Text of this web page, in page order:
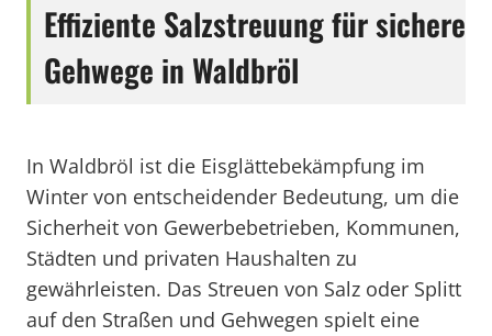
Effiziente Salzstreuung für sichere
Gehwege in Waldbröl
In Waldbröl ist die Eisglättebekämpfung im
Winter von entscheidender Bedeutung, um die
Sicherheit von Gewerbebetrieben, Kommunen,
Städten und privaten Haushalten zu
gewährleisten. Das Streuen von Salz oder Splitt
auf den Straßen und Gehwegen spielt eine